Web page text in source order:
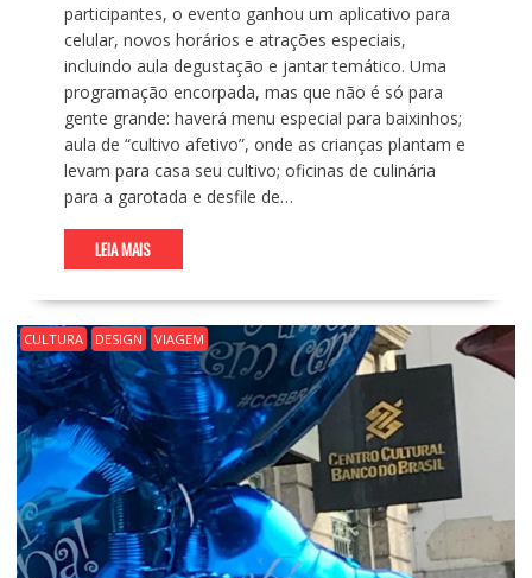
participantes, o evento ganhou um aplicativo para
celular, novos horários e atrações especiais,
incluindo aula degustação e jantar temático. Uma
programação encorpada, mas que não é só para
gente grande: haverá menu especial para baixinhos;
aula de “cultivo afetivo”, onde as crianças plantam e
levam para casa seu cultivo; oficinas de culinária
para a garotada e desfile de…
LEIA MAIS
CULTURA DESIGN VIAGEM